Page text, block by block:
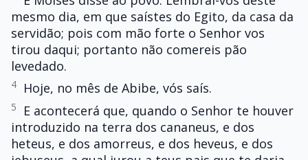
mesmo dia, em que saístes do Egito, da casa da
servidão; pois com mão forte o Senhor vos
tirou daqui; portanto não comereis pão
levedado.
4 Hoje, no mês de Abibe, vós saís.
5
E acontecerá que, quando o Senhor te houver
introduzido na terra dos cananeus, e dos
heteus, e dos amorreus, e dos heveus, e dos